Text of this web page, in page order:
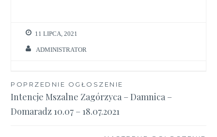
11 LIPCA, 2021
ADMINISTRATOR
Nawigacja
wpisu
POPRZEDNIE OGŁOSZENIE
Intencje Mszalne Zagórzyca – Damnica –
Domaradz 10.07 – 18.07.2021